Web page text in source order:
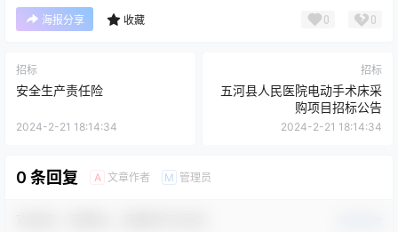
海报分享 收藏 0 0
招标
安全生产责任险
2024-2-21 18:14:34
招标
五河县人民医院电动手术床采
购项目招标公告
2024-2-21 18:14:34
0 条回复 A 文章作者 M 管理员